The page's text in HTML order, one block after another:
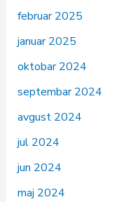
februar 2025
januar 2025
oktobar 2024
septembar 2024
avgust 2024
jul 2024
jun 2024
maj 2024